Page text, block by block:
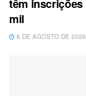
têm inscrições
mil
8 DE AGOSTO DE